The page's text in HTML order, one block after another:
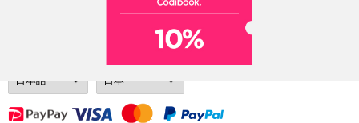
電話番号：05068838012 (月-金 1PM ~ 5PM)
電子メールアドレス：help@codibook.net
所在地：A-301, 114, Gasan digital 2-ro, Geumcheon-gu, Seoul